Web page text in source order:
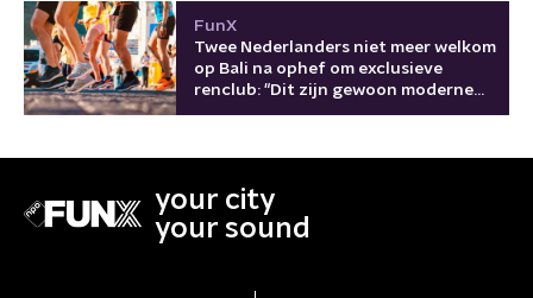
FunX
Twee Nederlanders niet meer welkom
op Bali na ophef om exclusieve
renclub: "Dit zijn gewoon moderne
your city
your sound